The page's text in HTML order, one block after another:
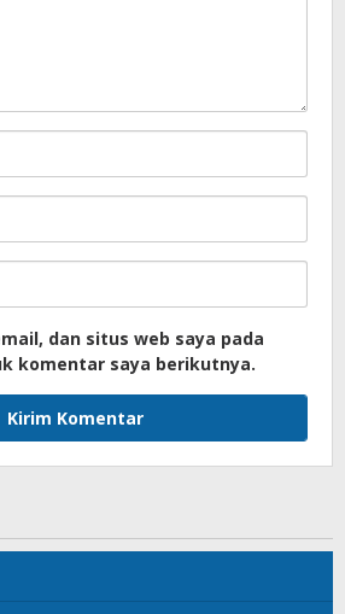
dan situs web saya pada
komentar saya berikutnya.